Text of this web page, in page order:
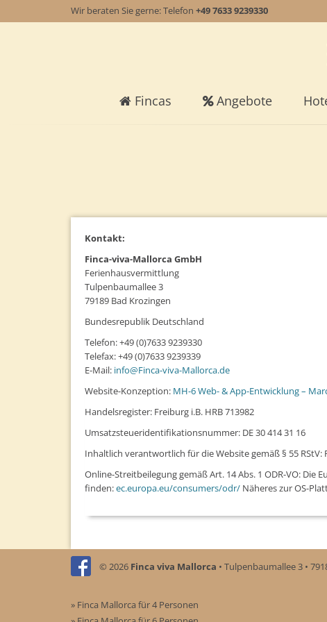
Wir beraten Sie gerne: Telefon +49 7633 9239330
Fincas Angebote
Kontakt:
Finca-viva-Mallorca GmbH
Ferienhausvermittlung
Tulpenbaumallee 3
79189 Bad Krozingen
Bundesrepublik Deutschland
Telefon: +49 (0)7633 9239330
Telefax: +49 (0)7633 9239339
E-Mail: info@Finca-viva-Mallorca.de
Website-Konzeption: MH-6 Web- & App-Entwicklung –
Handelsregister: Freiburg i.B. HRB 713982
Umsatzsteueridentifikationsnummer: DE 30 414 31 16
Inhaltlich verantwortlich für die Website gemäß § 55 RStV:
Online-Streitbeilegung gemäß Art. 14 Abs. 1 ODR-VO:
finden:ec.europa.eu/consumers/odr/ Näheres zur OS-
© 2026 Finca viva Mallorca Tulpenbaumallee 3
» Finca Mallorca für 4 Personen